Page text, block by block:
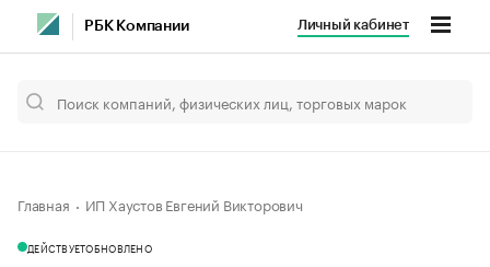
РБК Компании Личный кабинет
Главная ИП Хаустов Евгений Викторович
ДЕЙСТВУЕТОБНОВЛЕНО